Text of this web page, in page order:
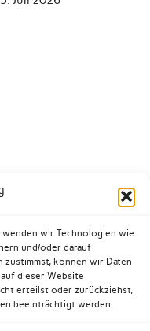
wir Technologien wie
und/oder darauf
zustimmst, können wir Daten
dieser Website
erteilst oder zurückziehst,
beeinträchtigt werden.